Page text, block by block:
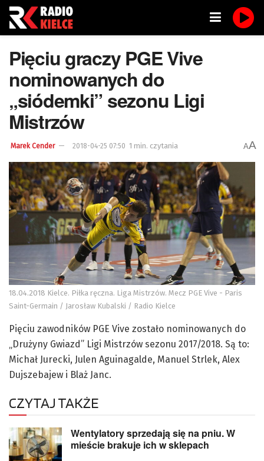
Pięciu graczy PGE Vive
nominowanych do
„siódemki” sezonu Ligi
Mistrzów
Marek Cender 2018-04-25 07:50 1 min. czytania AA
18.04.2018 Kielce. Piłka ręczna. Liga Mistrzów. Mecz PGE Vive - Paris
Saint-Germain / Jarosław Kubalski / Radio Kielce
Pięciu zawodników PGE Vive zostało nominowanych do
„Drużyny Gwiazd” Ligi Mistrzów sezonu 2017/2018. Są to:
Michał Jurecki, Julen Aguinagalde, Manuel Strlek, Alex
Dujszebajew i Blaż Janc.
CZYTAJ TAKŻE
Wentylatory sprzedają się na pniu. W
mieście brakuje ich w sklepach